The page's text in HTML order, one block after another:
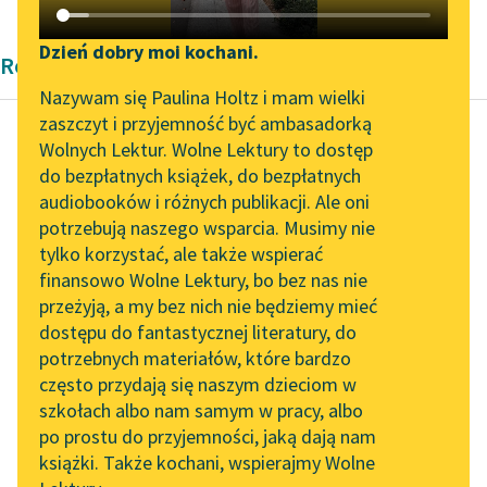
Katalog DAISY
Podkasty o książkach
Zgłoś brak utworu
Aktualności
Byliśmy częścią AI Impact
Lab
Zapraszamy na spotkanie
online z tłumaczkami
literatury skandynawskiej
Spotkanie z Katarzyną
Tunkiel w Oslo
Wolne Lektury na 32.
Pol’and’Rock Festivalu
„Kochanek Lady
Chatterley” do słuchania
Narzędzia
Mapa Wolnych Lektur
Leśmianator
Przewodnik dla piszących i
czytających
API
OAI-PMH
Widget Wolnych Lektur
Przypisy
Dzień dobry moi kochani.
Nazywam się Paulina Holtz i mam wielki
zaszczyt i przyjemność być ambasadorką
Wolnych Lektur. Wolne Lektury to dostęp
do bezpłatnych książek, do bezpłatnych
audiobooków i różnych publikacji. Ale oni
potrzebują naszego wsparcia. Musimy nie
tylko korzystać, ale także wspierać
finansowo Wolne Lektury, bo bez nas nie
przeżyją, a my bez nich nie będziemy mieć
dostępu do fantastycznej literatury, do
potrzebnych materiałów, które bardzo
często przydają się naszym dzieciom w
szkołach albo nam samym w pracy, albo
po prostu do przyjemności, jaką dają nam
książki. Także kochani, wspierajmy Wolne
Rozprawa Platon
Platon
Fajdros
On się do piękności nie
modli oczyma, ale
rozkoszy oddany,
okrakiem się na nią
pcha...
Czytaj więcej